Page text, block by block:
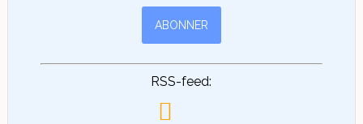
RSS-feed: